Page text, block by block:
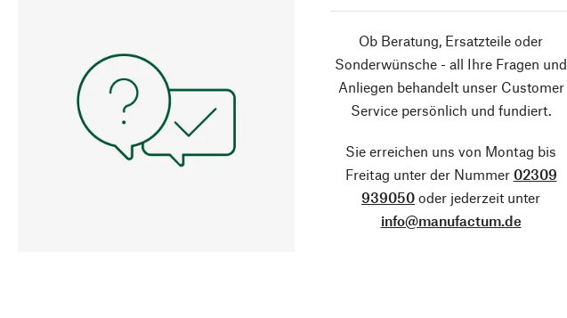
Ob Beratung, Ersatzteile oder
Sonderwünsche - all Ihre Fragen und
Anliegen behandelt unser Customer
Service persönlich und fundiert.
Sie erreichen uns von Montag bis
Freitag unter der Nummer 02309
939050 oder jederzeit unter
info@manufactum.de